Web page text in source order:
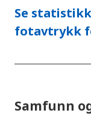
Se
fotavtrykk
Samfunn